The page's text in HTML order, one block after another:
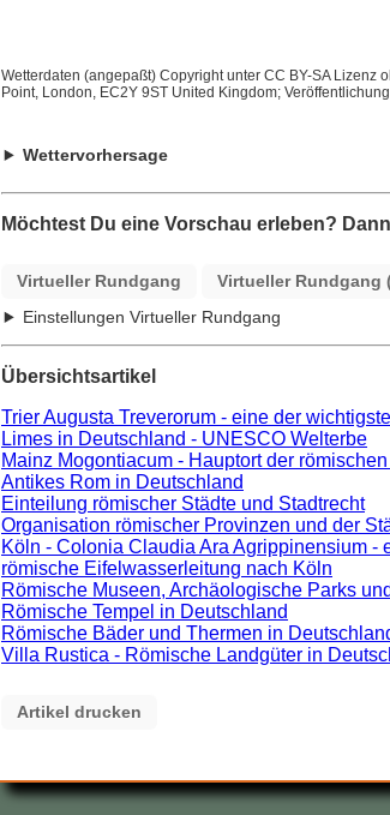
Wetterdaten (angepaßt) Copyright unter CC BY-SA Lizenz
Point, London, EC2Y 9ST United Kingdom;
Wettervorhersage
Möchtest Du eine Vorschau erleben?
Virtueller Rundgang
Virtueller Rundgang
Einstellungen Virtueller Rundgang
Übersichtsartikel
Trier Augusta Treverorum - eine der
Limes in Deutschland - UNESCO Welterbe
Mainz Mogontiacum - Hauptort der
Antikes Rom in Deutschland
Einteilung römischer Städte und Stadtrecht
Organisation römischer Provinzen und der
Köln - Colonia Claudia Ara Agrippinensium -
römische Eifelwasserleitung nach Köln
Römische Museen, Archäologische Parks
Römische Tempel in Deutschland
Römische Bäder und Thermen in
Villa Rustica - Römische Landgüter in
Artikel drucken